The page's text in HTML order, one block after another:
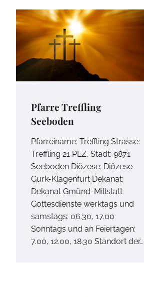
Pfarre Treffling
Seeboden
Pfarreiname: Treffling Strasse:
Treffling 21 PLZ, Stadt: 9871
Seeboden Diözese: Diözese
Gurk-Klagenfurt Dekanat:
Dekanat Gmünd-Millstatt
Gottesdienste werktags und
samstags: 06.30, 17.00
Sonntags und an Feiertagen:
7.00, 12.00, 18.30 Standort der…